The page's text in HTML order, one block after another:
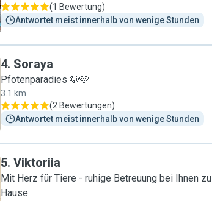
(1 Bewertung)
Antwortet meist innerhalb von wenige Stunden
4. Soraya
Pfotenparadies 🐶🩷
3.1 km
(2 Bewertungen)
Antwortet meist innerhalb von wenige Stunden
5. Viktoriia
Mit Herz für Tiere - ruhige Betreuung bei Ihnen zu
Hause